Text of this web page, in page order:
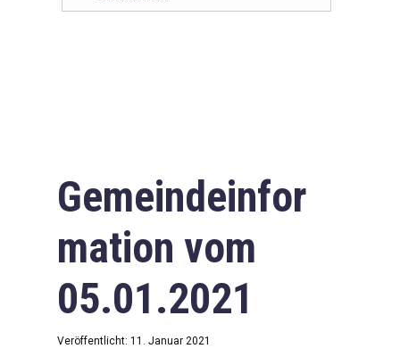
Gemeindeinfor
mation vom
05.01.2021
Veröffentlicht: 11. Januar 2021